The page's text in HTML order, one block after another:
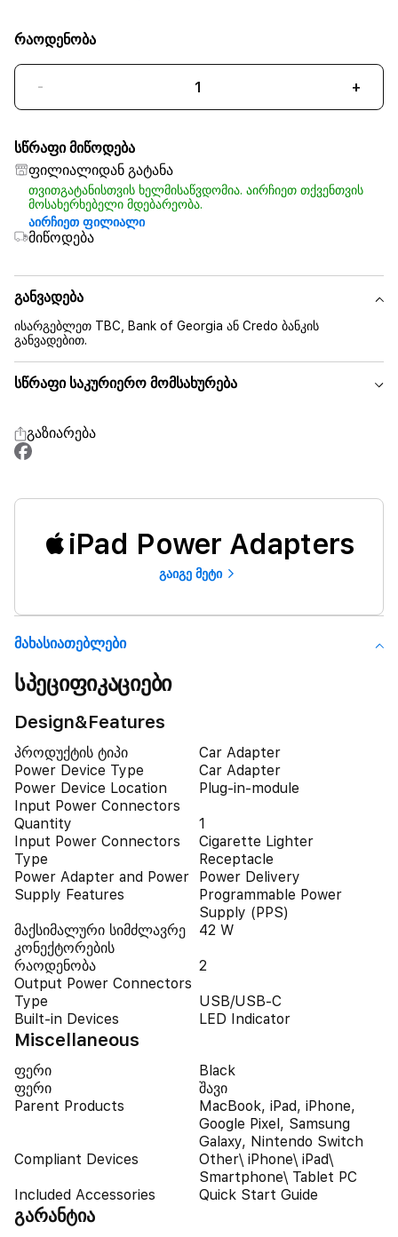
რაოდენობა
- +
სწრაფი მიწოდება
ფილიალიდან გატანა
თვითგატანისთვის ხელმისაწვდომია. აირჩიეთ თქვენთვის
მოსახერხებელი მდებარეობა.
აირჩიეთ ფილიალი
მიწოდება
განვადება
ისარგებლეთ TBC, Bank of Georgia ან Credo ბანკის
განვადებით.
სწრაფი საკურიერო მომსახურება
გაზიარება
iPad Power Adapters
გაიგე მეტი
Მახასიათებლები
სპეციფიკაციები
Design&Features
პროდუქტის ტიპი
Car Adapter
Power Device Type
Car Adapter
Power Device Location
Plug-in-module
Input Power Connectors
Quantity
1
Input Power Connectors
Type
Cigarette Lighter
Receptacle
Power Adapter and Power
Supply Features
Power Delivery
Programmable Power
Supply (PPS)
მაქსიმალური სიმძლავრე
42 W
კონექტორების
რაოდენობა
2
Output Power Connectors
Type
USB/USB-C
Built-in Devices
LED Indicator
Miscellaneous
ფერი
Black
ფერი
შავი
Parent Products
MacBook, iPad, iPhone,
Google Pixel, Samsung
Galaxy, Nintendo Switch
Compliant Devices
Other\ iPhone\ iPad\
Smartphone\ Tablet PC
Included Accessories
Quick Start Guide
გარანტია